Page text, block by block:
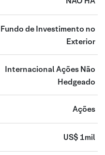
Fundo de Investimento no
Exterior
Internacional Ações Não
Hedgeado
Ações
US$ 1mil